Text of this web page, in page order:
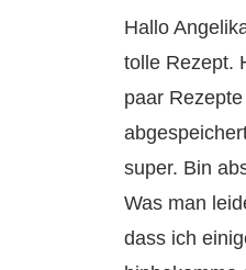
Hallo
tolle Rezept.
paar
super. Bin
Was man
dass ich